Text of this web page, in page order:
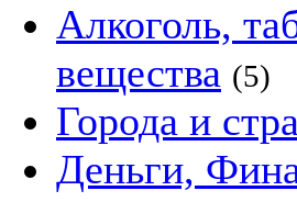
Алкоголь,
вещества (5)
Города и
Деньги,